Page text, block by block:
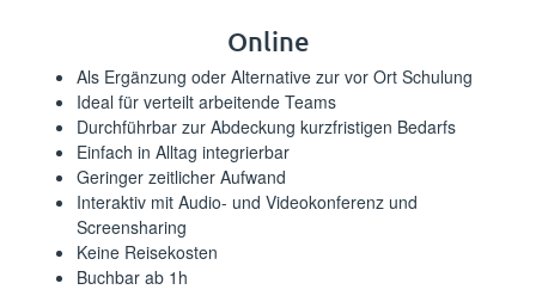
Online
Als Ergänzung oder Alternative zur vor Ort Schulung
Ideal für verteilt arbeitende Teams
Durchführbar zur Abdeckung kurzfristigen Bedarfs
Einfach in Alltag integrierbar
Geringer zeitlicher Aufwand
Interaktiv mit Audio- und Videokonferenz und
Screensharing
Keine Reisekosten
Buchbar ab 1h